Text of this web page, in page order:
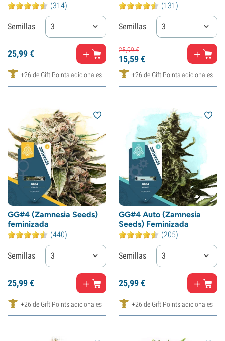
(314)
Semillas 3
25,99€
+26 de Gift Points adicionales
(131)
Semillas 3
25,99€
15,59€
+26 de Gift Points adicionales
GG#4 (Zamnesia Seeds)
feminizada
(440)
Semillas 3
25,99€
+26 de Gift Points adicionales
GG#4 Auto (Zamnesia
Seeds) Feminizada
(205)
Semillas 3
25,99€
+26 de Gift Points adicionales